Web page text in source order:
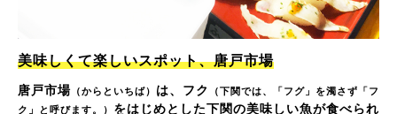
美味しくて楽しいスポット、唐戸市場
唐戸市場 （からといちば） は、フク
（下関では、「フグ」を濁さず「フ
ク」と呼びます。） をはじめとした下関の美味しい魚が食べられ